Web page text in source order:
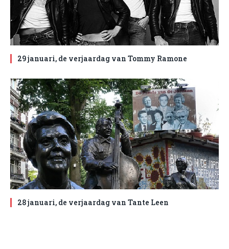
29 januari, de verjaardag van Tommy Ramone
28 januari, de verjaardag van Tante Leen